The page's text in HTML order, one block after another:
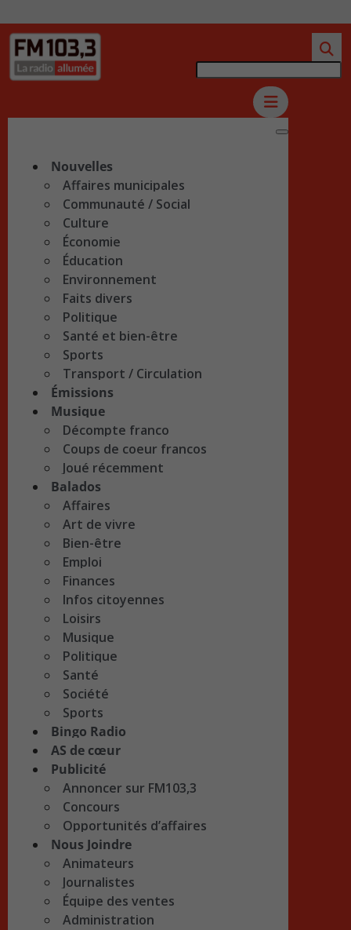
Nouvelles
Affaires municipales
Communauté / Social
Culture
Économie
Éducation
Environnement
Faits divers
Politique
Santé et bien-être
Sports
Transport / Circulation
Émissions
Musique
Décompte franco
Coups de coeur francos
Joué récemment
Balados
Affaires
Art de vivre
Bien-être
Emploi
Finances
Infos citoyennes
Loisirs
Musique
Politique
Santé
Société
Sports
Bingo Radio
AS de cœur
Publicité
Annoncer sur FM103,3
Concours
Opportunités d’affaires
Nous Joindre
Animateurs
Journalistes
Équipe des ventes
Administration